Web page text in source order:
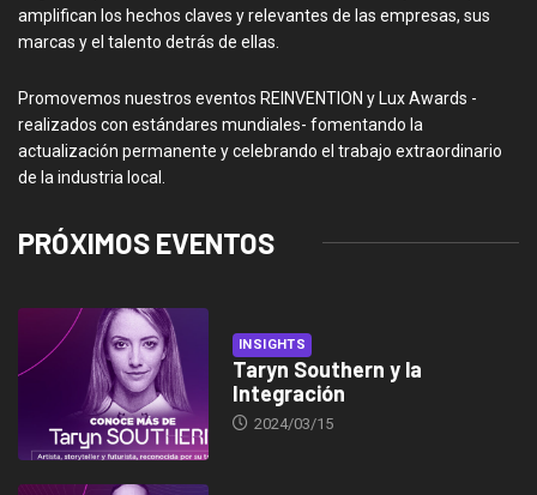
amplifican los hechos claves y relevantes de las empresas, sus
marcas y el talento detrás de ellas.
Promovemos nuestros eventos REINVENTION y Lux Awards -
realizados con estándares mundiales- fomentando la
actualización permanente y celebrando el trabajo extraordinario
de la industria local.
PRÓXIMOS EVENTOS
INSIGHTS
Taryn Southern y la
Integración
2024/03/15